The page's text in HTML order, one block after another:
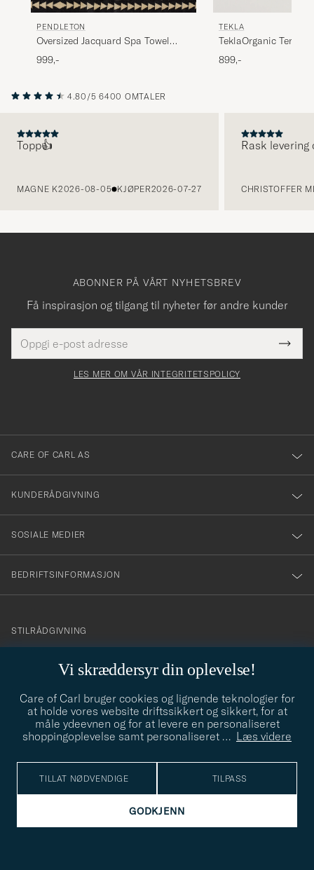
PENDLETON
Oversized Jacquard Spa Towel
Saltillo Sunset
999,-
TEKLA
TeklaOrganic Terry
TowelClear Blue
899,-
4.80/5 6400 OMTALER
Topp👍
MAGNE K2026-08-05 KJØPER2026-07-27
Rask
CHRISTOFFER
Vi skræddersyr din oplevelse!
Care of Carl bruger cookies og lignende teknologier for
at holde vores website driftssikkert og sikkert, for at
måle ydeevnen og for at levere en personaliseret
shoppingoplevelse samt personaliseret … Læs videre
TILLAT NØDVENDIGE TILPASS
GODKJENN
ABONNER PÅ VÅRT NYHETSBREV
Få inspirasjon og tilgang til nyheter før andre kunder
postadresse
felt
Tack
för
dig
till
vårt
nyhetsbrev!
LES MER OM VÅR INTEGRITETSPOLICY
CARE OF CARL AS
KUNDERÅDGIVNING
SOSIALE MEDIER
BEDRIFTSINFORMASJON
info@careofcarl.no
STILRÅDGIVNING
STILRÅDGIVNING
© Care of Carl 2026